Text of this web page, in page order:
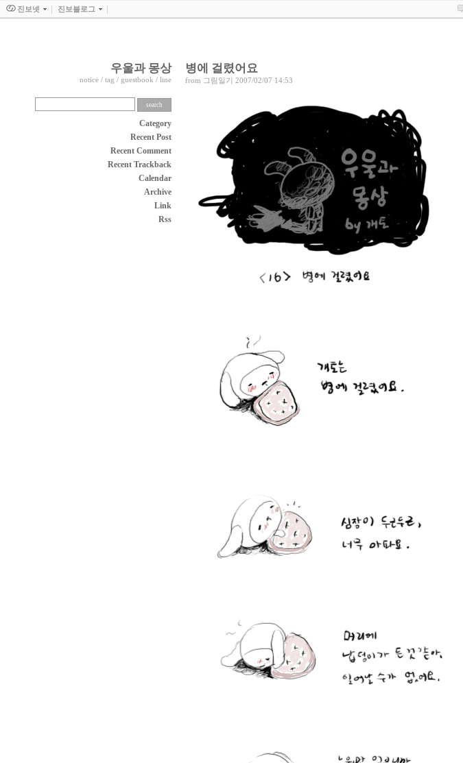
우울과 몽상
notice / tag / guestbook / line
Category
Recent Post
Recent Comment
Recent Trackback
Calendar
Archive
Link
Rss
병에 걸렸어요
from 그림일기 2007/02/07 14:53
진보넷 진보블로그